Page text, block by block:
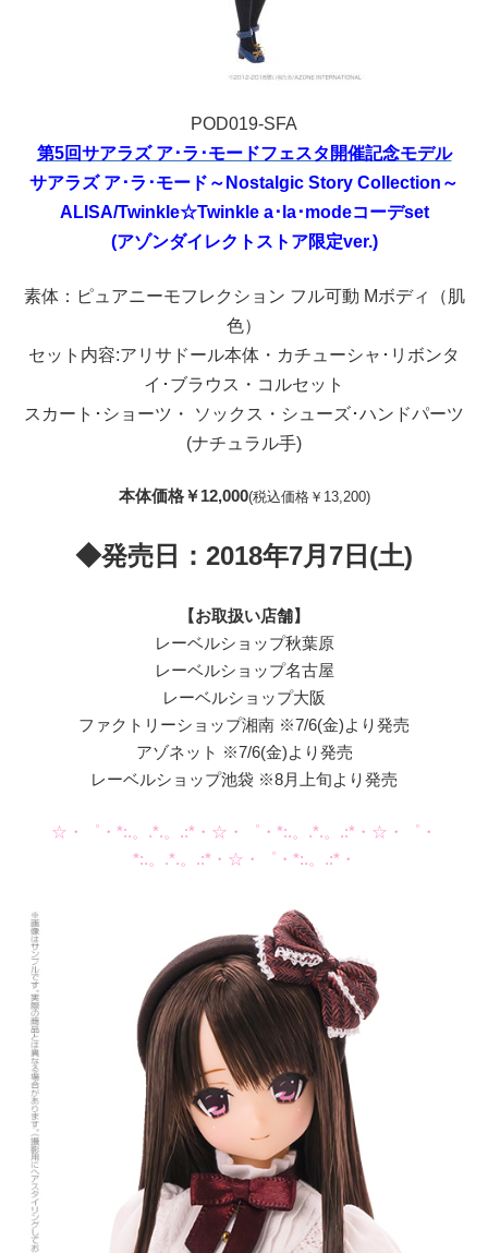
POD019-SFA
第5回サアラズ ア･ラ･モードフェスタ開催記念モデル
サアラズ ア･ラ･モード～Nostalgic Story Collection～
ALISA/Twinkle☆Twinkle a･la･modeコーデset
(アゾンダイレクトストア限定ver.)
素体：ピュアニーモフレクション フル可動 Mボディ（肌
色）
セット内容:アリサドール本体・カチューシャ･リボンタ
イ･ブラウス・コルセット
スカート･ショーツ・ ソックス・シューズ･ハンドパーツ
(ナチュラル手)
本体価格￥12,000(税込価格￥13,200)
◆発売日：2018年7月7日(土)
【お取扱い店舗】
レーベルショップ秋葉原
レーベルショップ名古屋
レーベルショップ大阪
ファクトリーショップ湘南 ※7/6(金)より発売
アゾネット ※7/6(金)より発売
レーベルショップ池袋 ※8月上旬より発売
☆・゜・*:.。.*.。.:*・☆・゜・*:.。.*.。.:*・☆・゜・
*:.。.*.。.:*・☆・゜・*:.。.:*・